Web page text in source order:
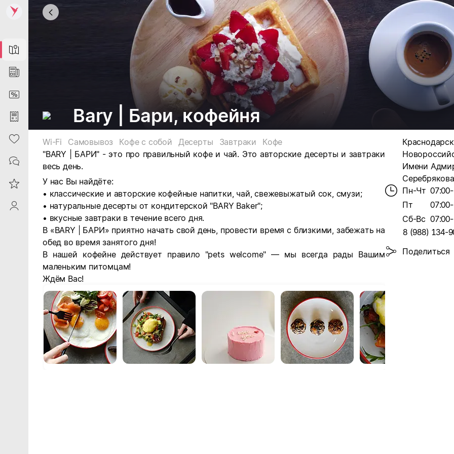
Map
News
DiscountCard
Purchases
Heart
Contacts
Reviews
ProfileSaby
Bary | Бари, кофейня
Wi-Fi Самовывоз Кофе с собой Десерты Завтраки
Кофе
"BARY | БАРИ" - это про правильный кофе и чай. Это авторские десерты и завтраки
весь день.
У нас Вы найдёте:
• классические и авторские кофейные напитки, чай, свежевыжатый сок, смузи;
• натуральные десерты от кондитерской "BARY Baker";
• вкусные завтраки в течение всего дня.
В «BARY | БАРИ» приятно начать свой день, провести время с близкими, забежать на
обед во время занятого дня!
В нашей кофейне действует правило "pets welcome" — мы всегда рады Вашим
маленьким питомцам!
Ждём Вас!
Имени
Пн-Чт
Пт
Сб-Вс
8 (988) 134-
Поделиться